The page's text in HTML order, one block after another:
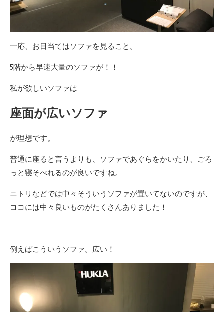
一応、お目当てはソファを見ること。
5階から早速大量のソファが！！
私が欲しいソファは
座面が広いソファ
が理想です。
普通に座ると言うよりも、ソファであぐらをかいたり、ごろ
っと寝そべれるのが良いですね。
ニトリなどでは中々そういうソファが置いてないのですが、
ココには中々良いものがたくさんありました！
例えばこういうソファ。広い！